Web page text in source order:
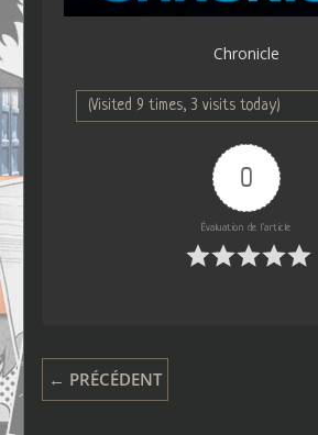
Chronicle
(Visited 9 times, 3 visits today)
0
Évaluation de l'article
← PRÉCÉDENT